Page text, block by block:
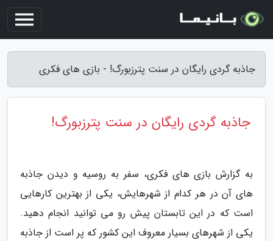
جاذبه گردی رایگان در سنت پترزبورگ! - بازی های فکری
جاذبه گردی رایگان در سنت پترزبورگ!
به گزارش بازی های فکری، سفر به روسیه و دیدن جاذبه
های آن در هر کدام از شهرهایش، یکی از بهترین کارهایی
است که در این تابستان پیش رو می توانید انجام دهید.
یکی از شهرهای بسیار معروف این کشور که پر است از جاذبه